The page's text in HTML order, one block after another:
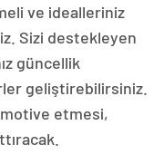
ve idealleriniz
Sizi destekleyen
güncellik
geliştirebilirsiniz.
etmesi,